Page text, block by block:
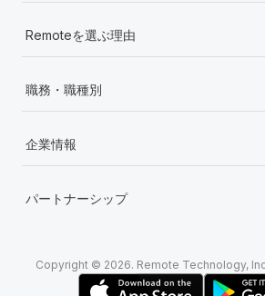
Remoteを選ぶ理由
職務・職種別
企業情報
パートナーシップ
Copyright © 2026. Remote Technology,